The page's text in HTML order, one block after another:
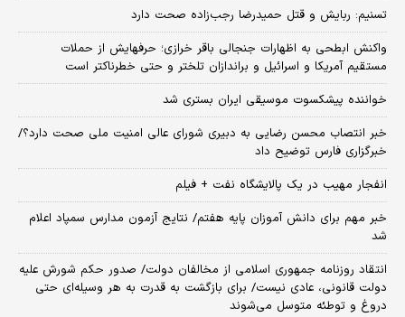
تسنیم: ربایش و قتل حمیدرضا رجب‌زاده صحت دارد
واکنش ابطحی به اظهارات جنجالی باقر خرازی؛ حرفهایش از حملات
مستقیم آمریکا و اسرائیل و براندازان تلختر و حتی خطرناکتر است
خواننده پیشکسوت موسیقی ایران بستری شد
خبر انتصاب محسن رضایی به دبیری شورای عالی امنیت ملی صحت دارد؟/
خبرگزاری فارس توضیح داد
انفجار مهیب در یک پالایشگاه نفت + فیلم
خبر مهم برای دانش آموزان پایه هفتم/ نتایج آزمون مدارس سمپاد اعلام
شد
انتقاد روزنامه جمهوری اسلامی از مخالفان دولت/ صدور حکم شورش علیه
دولت قانونی، عادی نیست/ برای بازگشت به قدرت به هر وسیله‌ای حتی
دروغ و توطئه متوسل می‌شوند